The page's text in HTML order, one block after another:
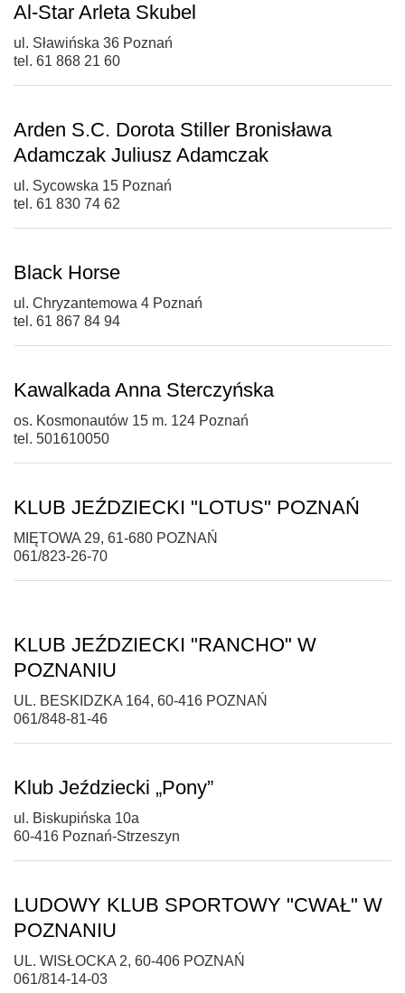
Al-Star Arleta Skubel
ul. Sławińska 36 Poznań
tel. 61 868 21 60
Arden S.C. Dorota Stiller Bronisława
Adamczak Juliusz Adamczak
ul. Sycowska 15 Poznań
tel. 61 830 74 62
Black Horse
ul. Chryzantemowa 4 Poznań
tel. 61 867 84 94
Kawalkada Anna Sterczyńska
os. Kosmonautów 15 m. 124 Poznań
tel. 501610050
KLUB JEŹDZIECKI "LOTUS" POZNAŃ
MIĘTOWA 29, 61-680 POZNAŃ
061/823-26-70
KLUB JEŹDZIECKI "RANCHO" W
POZNANIU
UL. BESKIDZKA 164, 60-416 POZNAŃ
061/848-81-46
Klub Jeździecki „Pony”
ul. Biskupińska 10a
60-416 Poznań-Strzeszyn
LUDOWY KLUB SPORTOWY "CWAŁ" W
POZNANIU
UL. WISŁOCKA 2, 60-406 POZNAŃ
061/814-14-03